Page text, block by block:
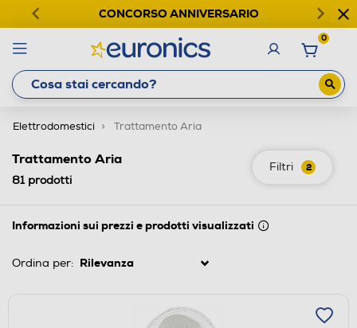
CONCORSO ANNIVERSARIO
0
Elettrodomestici Trattamento Aria
Filtri 2
Trattamento Aria
81prodotti
Informazioni sui prezzi e prodotti visualizzati
Ordina per: